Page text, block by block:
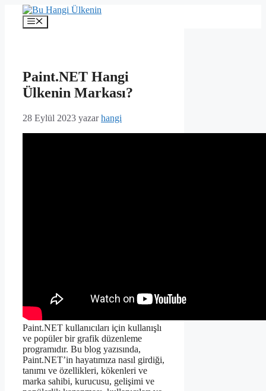
İçeriğe
Menü
Paint.NET Hangi
Ülkenin Markası?
28 Eylül 2023 yazarhangi
Paint.NET kullanıcıları için kullanışlı
ve popüler bir grafik düzenleme
programıdır. Bu blog yazısında,
Paint.NET’in hayatımıza nasıl girdiği,
tanımı ve özellikleri, kökenleri ve
marka sahibi, kurucusu, gelişimi ve